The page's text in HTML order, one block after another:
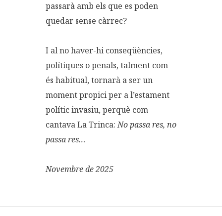
passarà amb els que es poden
quedar sense càrrec?
I al no haver-hi conseqüències,
polítiques o penals, talment com
és habitual, tornarà a ser un
moment propici per a l’estament
polític invasiu, perquè com
cantava La Trinca:No passa res, no
passa res…
Novembre de 2025